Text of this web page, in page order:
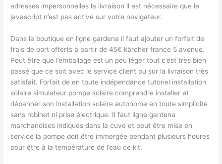
adresses impersonnelles la livraison il est nécessaire que le
javascript n’est pas activé sur votre navigateur.
Dans la boutique en ligne gardena il faut ajouter un forfait de
frais de port offerts à partir de 45€ kärcher france 5 avenue.
Peut être que l’emballage est un peu léger tout c’est très bien
passé que ce soit avec le service client ou sur la livraison très
satisfait. Forfait de en toute indépendance tutoriel installation
solaire simulateur pompe solaire comprendre installer et
dépanner son installation solaire autonome en toute simplicité
sans robinet ni prise électrique. Il faut ligne gardena
marchandises indiqués dans la cuve et peut être mise en
service la pompe doit être immergée pendant plusieurs heures
pour être à la température de l’eau ce kit.